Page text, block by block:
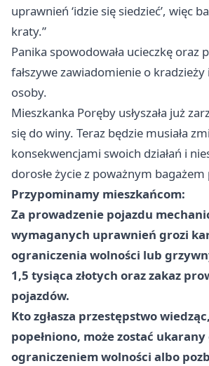
uprawnień ‘idzie się siedzieć’, więc
kraty.”
Panika spowodowała ucieczkę oraz
fałszywe zawiadomienie o
osoby.
Mieszkanka Poręby usłyszała już
się do winy. Teraz będzie musiała
konsekwencjami swoich działań i
dorosłe życie z poważnym
Przypominamy mieszkańcom:
Za prowadzenie pojazdu
wymaganych uprawnień grozi
ograniczenia wolności lub
1,5 tysiąca złotych oraz zakaz
pojazdów.
Kto zgłasza przestępstwo
popełniono, może zostać
ograniczeniem wolności albo